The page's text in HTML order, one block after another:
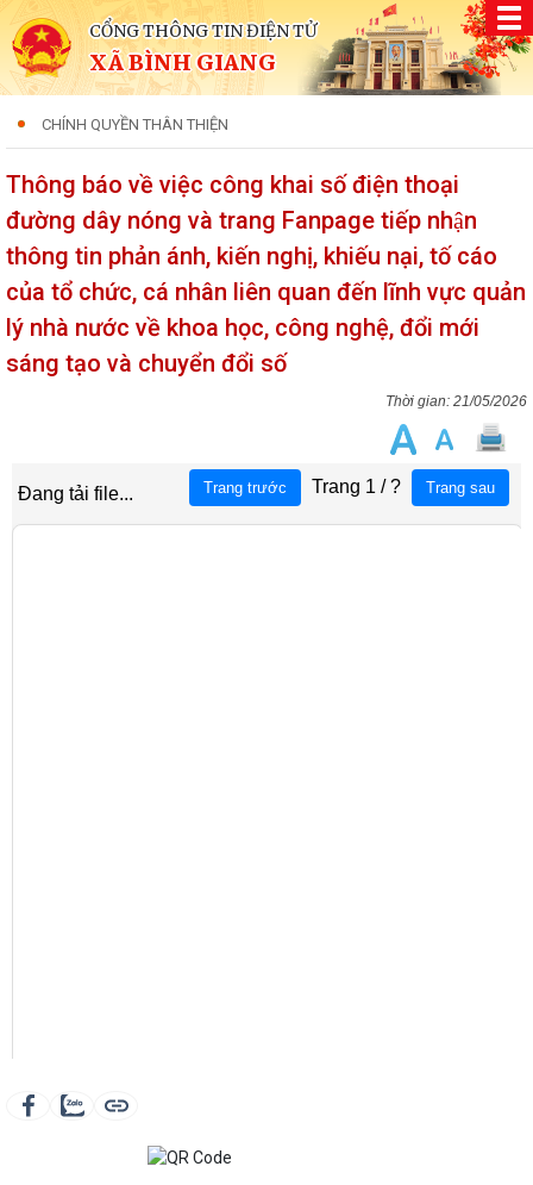
CỔNG THÔNG TIN ĐIỆN TỬ
XÃ BÌNH GIANG
CHÍNH QUYỀN THÂN THIỆN
Thông báo về việc công khai số điện thoại
đường dây nóng và trang Fanpage tiếp nhận
thông tin phản ánh, kiến nghị, khiếu nại, tố cáo
của tổ chức, cá nhân liên quan đến lĩnh vực quản
lý nhà nước về khoa học, công nghệ, đổi mới
sáng tạo và chuyển đổi số
21/05/2026